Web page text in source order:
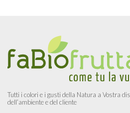
Tutti i colori e i gusti della Natura a Vostra
dell’ambiente e del cliente